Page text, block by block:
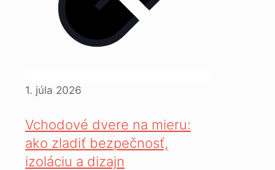
1. júla 2026
Vchodové dvere na mieru:
ako zladiť bezpečnosť,
izoláciu a dizajn